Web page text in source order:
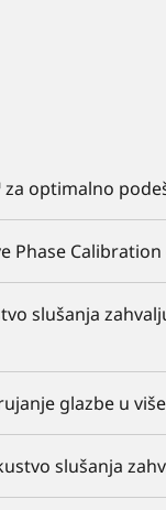
za optimalno
Phase Calibration
slušanja
glazbe u
slušanja